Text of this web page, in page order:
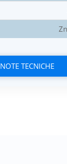
NOTE TECNICHE